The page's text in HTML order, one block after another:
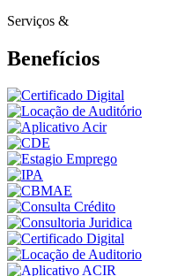
Serviços &
Benefícios